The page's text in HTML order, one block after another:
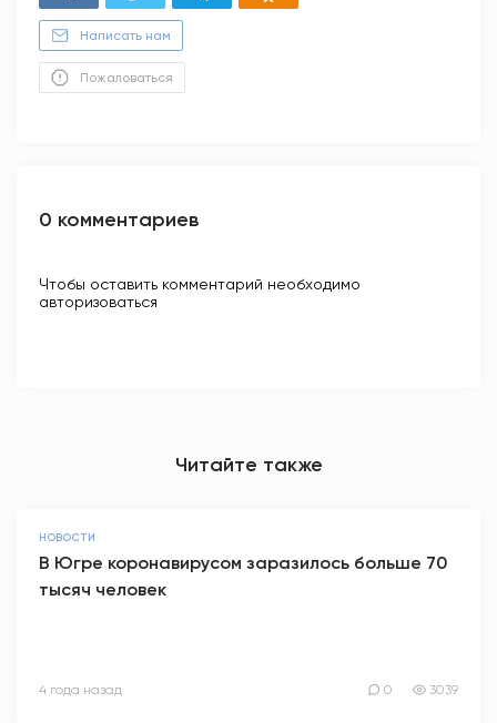
Написать нам
Пожаловаться
0 комментариев
Чтобы оставить комментарий необходимо
авторизоваться
Читайте также
НОВОСТИ
В Югре коронавирусом заразилось больше 70
тысяч человек
4 года назад 0 3039